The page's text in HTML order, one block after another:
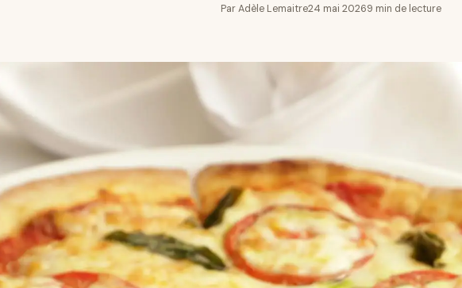
Par Adèle Lemaitre24 mai 20269 min de lecture